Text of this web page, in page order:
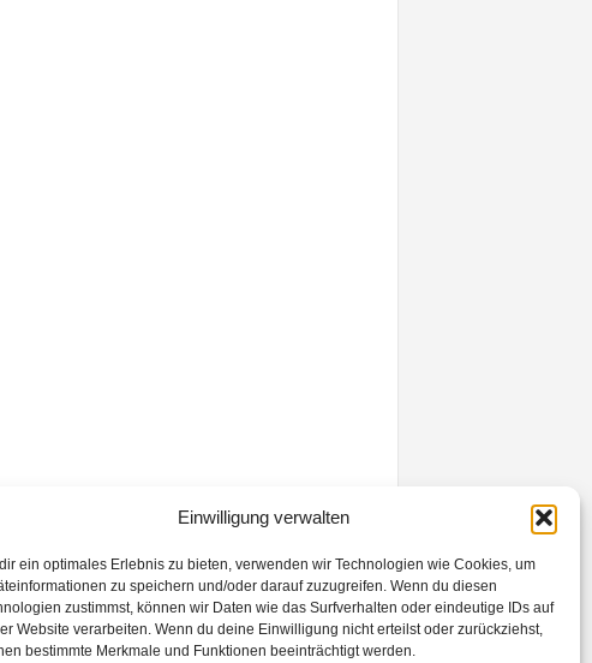
Einwilligung verwalten
ein optimales Erlebnis zu bieten, verwenden wir Technologien wie Cookies, um
zu speichern und/oder darauf zuzugreifen. Wenn du diesen
zustimmst, können wir Daten wie das Surfverhalten oder eindeutige IDs auf
Website verarbeiten. Wenn du deine Einwilligung nicht erteilst oder zurückziehst,
bestimmte Merkmale und Funktionen beeinträchtigt werden.
Datenschutzerklärung Impressum